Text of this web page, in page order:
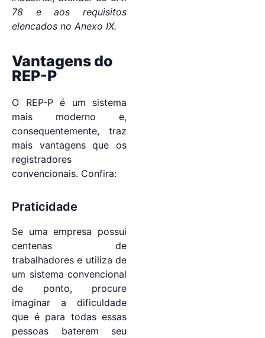
78 e aos requisitos
elencados no Anexo IX.
Vantagens do
REP-P
O REP-P é um sistema
mais moderno e,
consequentemente, traz
mais vantagens que os
registradores
convencionais. Confira:
Praticidade
Se uma empresa possui
centenas de
trabalhadores e utiliza de
um sistema convencional
de ponto, procure
imaginar a dificuldade
que é para todas essas
pessoas baterem seu